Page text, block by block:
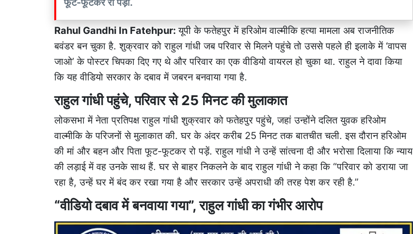
फूट-फूटकर रो पड़ीं.
Rahul Gandhi In Fatehpur:यूपी के फतेहपुर में हरिओम वाल्मीकि हत्या मामला अब राजनीतिक
बवंडर बन चुका है. शुक्रवार को राहुल गांधी जब परिवार से मिलने पहुंचे तो उससे पहले ही इलाके में ‘वापस
जाओ’ के पोस्टर चिपका दिए गए थे और परिवार का एक वीडियो वायरल हो चुका था. राहुल ने दावा किया
कि यह वीडियो सरकार के दबाव में जबरन बनवाया गया है.
राहुल गांधी पहुंचे, परिवार से 25 मिनट की मुलाकात
लोकसभा में नेता प्रतिपक्ष राहुल गांधी शुक्रवार को फतेहपुर पहुंचे, जहां उन्होंने दलित युवक हरिओम
वाल्मीकि के परिजनों से मुलाकात की. घर के अंदर करीब 25 मिनट तक बातचीत चली. इस दौरान हरिओम
की मां और बहन और पिता फूट-फूटकर रो पड़ें. राहुल गांधी ने उन्हें सांत्वना दी और भरोसा दिलाया कि न्याय
की लड़ाई में वह उनके साथ हैं. घर से बाहर निकलने के बाद राहुल गांधी ने कहा कि “परिवार को डराया जा
रहा है, उन्हें घर में बंद कर रखा गया है और सरकार उन्हें अपराधी की तरह पेश कर रही है.”
“वीडियो दबाव में बनवाया गया”, राहुल गांधी का गंभीर आरोप